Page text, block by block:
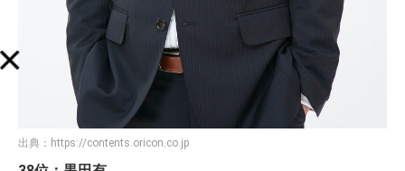
出典： https://contents.oricon.co.jp